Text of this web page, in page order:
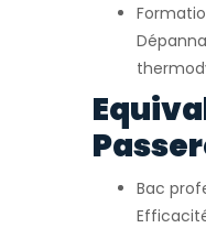
Bac